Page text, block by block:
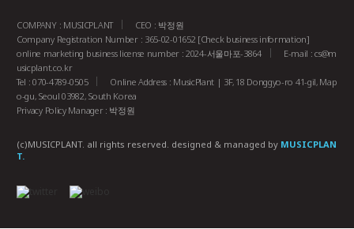
COMPANY : MUSICPLANT
CEO : 박정원
Company Registration Number : 365-02-01652 [Check business information]
online marketing business license number : 2024-서울마포-3864
E-mail :cs@m
usicplant.co.kr
Tel : 070-4789-0505
Online Address : MusicPlant | 3F, 18 Donggyo-ro 41-gil, Map
o-gu, Seoul 03982, South Korea
Privacy Policy Manager : 박정원
(c)MUSICPLANT. all rights reserved. designed & managed by MUSICPLAN
T.